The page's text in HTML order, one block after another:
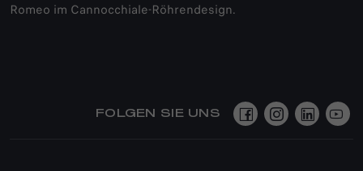
Romeo im Cannocchiale-Röhrendesign.
FOLGEN SIE UNS